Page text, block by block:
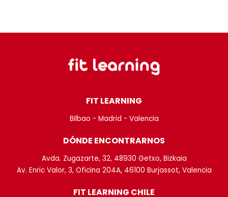
FIT LEARNING
Bilbao - Madrid - Valencia
DÓNDE ENCONTRARNOS
Avda. Zugazarte, 32, 48930 Getxo, Bizkaia
Av. Enric Valor, 3, Oficina 204A, 46100 Burjassot, Valencia
FIT LEARNING CHILE